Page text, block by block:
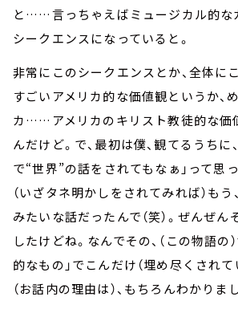
と……言っちゃえばミュージカル的な
シークエンスになっていると。
非常にこのシークエンスとか、全体に
すごいアメリカ的な価値観というか、
カ……アメリカのキリスト教徒的な価
んだけど。で、最初は僕、観てるうちに
で“世界”の話をされてもなぁ」って
（いざタネ明かしをされてみれば）もう、
みたいな話だったんで（笑）。ぜんぜん
したけどね。なんでその、（この物語の
的なもの」でこんだけ（埋め尽くされて
（お話内の理由は）、もちろんわかりま